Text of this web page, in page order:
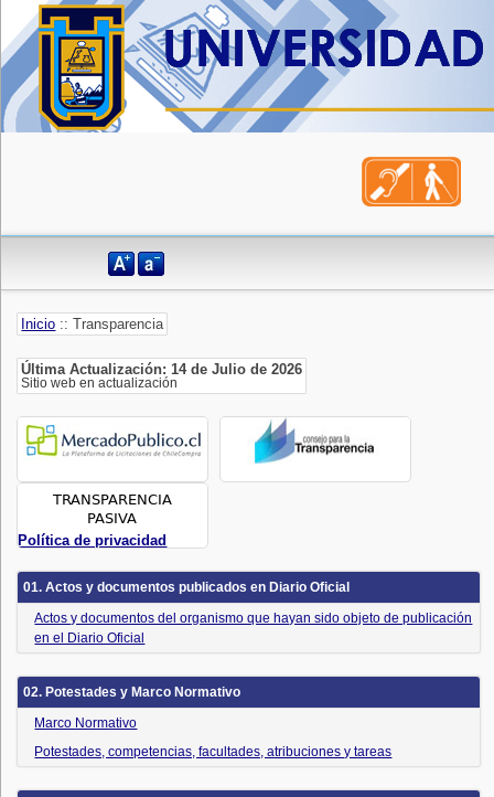
Inicio :: Transparencia
Última Actualización: 14 de Julio de 2026
Sitio web en actualización
Política de privacidad
01. Actos y documentos publicados en Diario Oficial
Actos y documentos del organismo que hayan sido objeto de publicación
en el Diario Oficial
02. Potestades y Marco Normativo
Marco Normativo
Potestades, competencias, facultades, atribuciones y tareas